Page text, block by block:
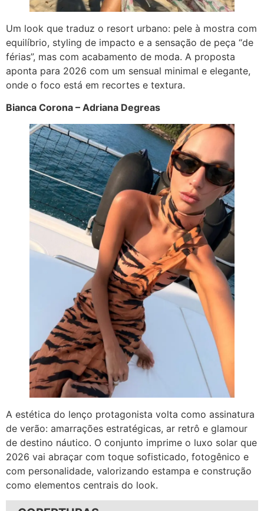
Um look que traduz o resort urbano: pele à mostra com
equilíbrio, styling de impacto e a sensação de peça “de
férias”, mas com acabamento de moda. A proposta
aponta para 2026 com um sensual minimal e elegante,
onde o foco está em recortes e textura.
Bianca Corona – Adriana Degreas
A estética do lenço protagonista volta como assinatura
de verão: amarrações estratégicas, ar retrô e glamour
de destino náutico. O conjunto imprime o luxo solar que
2026 vai abraçar com toque sofisticado, fotogênico e
com personalidade, valorizando estampa e construção
como elementos centrais do look.